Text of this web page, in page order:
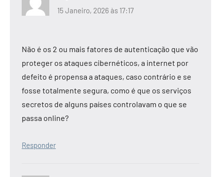
15 Janeiro, 2026 às 17:17
Não é os 2 ou mais fatores de autenticação que vão
proteger os ataques cibernéticos, a internet por
defeito é propensa a ataques, caso contrário e se
fosse totalmente segura, como é que os serviços
secretos de alguns países controlavam o que se
passa online?
Responder